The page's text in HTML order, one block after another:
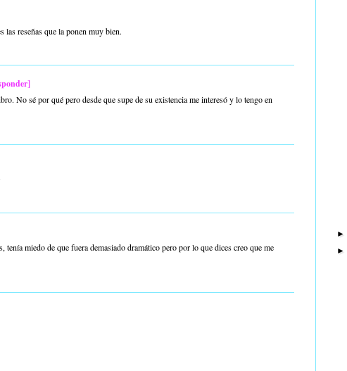
las reseñas que la ponen muy bien.
No sé por qué pero desde que supe de su existencia me interesó y lo tengo en
tenía miedo de que fuera demasiado dramático pero por lo que dices creo que me
►
►